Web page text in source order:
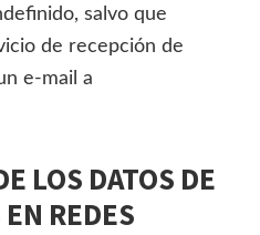
salvo que
de recepción de
e-mail a
LOS DATOS DE
REDES